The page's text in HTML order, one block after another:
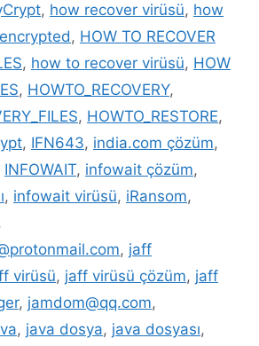
, how recover virüsü, how
, HOW TO RECOVER
, how to recover virüsü, HOW
, HOWTO_RECOVERY,
, HOWTO_RESTORE,
, IFN643, india.com çözüm,
INFOWAIT, infowait çözüm,
, infowait virüsü, iRansom,
, jaff
virüsü, jaff virüsü çözüm, jaff
, jamdom@qq.com,
, java dosya, java dosyası,